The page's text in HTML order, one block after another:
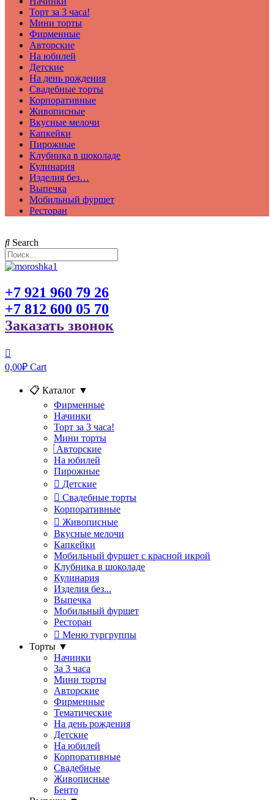
Торт за 3 часа!
Мини торты
Фирменные
Авторские
На юбилей
Детские
На день рождения
Свадебные торты
Корпоративные
Живописные
Вкусные мелочи
Капкейки
Пирожные
Клубника в шоколаде
Кулинария
Изделия без…
Выпечка
Мобильный фуршет
Ресторан
Search
+7 921 960 79 26
+7 812 600 05 70
Заказать звонок
0,00₽ Cart
📋 Каталог ▼
Фирменные
Начинки
Торт за 3 часа!
Мини торты
Авторские
На юбилей
Пирожные
Детские
Свадебные торты
Корпоративные
Живописные
Вкусные мелочи
Капкейки
Мобильный фуршет с красной икрой
Клубника в шоколаде
Кулинария
Изделия без...
Выпечка
Мобильный фуршет
Ресторан
Меню тургруппы
Торты ▼
Начинки
За 3 часа
Мини торты
Авторские
Фирменные
Тематические
На день рождения
Детские
На юбилей
Корпоративные
Свадебные
Живописные
Бенто